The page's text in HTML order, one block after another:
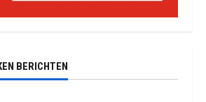
BERICHTEN